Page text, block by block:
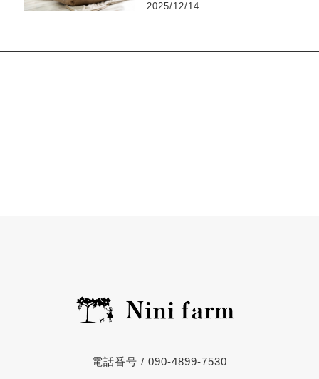
2025/12/14
電話番号 / 090-4899-7530